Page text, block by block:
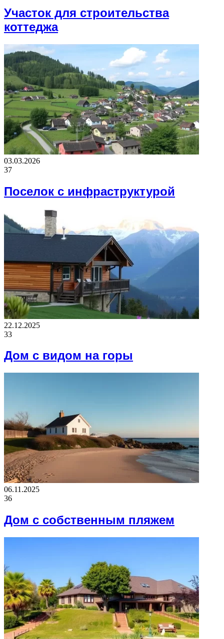
Участок для строительства
коттеджа
03.03.2026
37
Поселок с инфраструктурой
22.12.2025
33
Дом с видом на горы
06.11.2025
36
Дом с собственным пляжем